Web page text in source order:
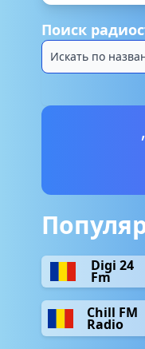
Поиск
Digi 24
Fm
Chill FM
Radio